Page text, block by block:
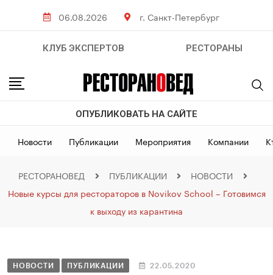
06.08.2026 г. Санкт-Петербург
КЛУБ ЭКСПЕРТОВ РЕСТОРАНЫ
ОПУБЛИКОВАТЬ НА САЙТЕ
Новости Публикации Мероприятия Компании
РЕСТОРАНОВЕД ПУБЛИКАЦИИ
НОВОСТИ
Новые курсы для рестораторов в Novikov School – Готовимся
к выходу из карантина
НОВОСТИ ПУБЛИКАЦИИ 22.05.2020